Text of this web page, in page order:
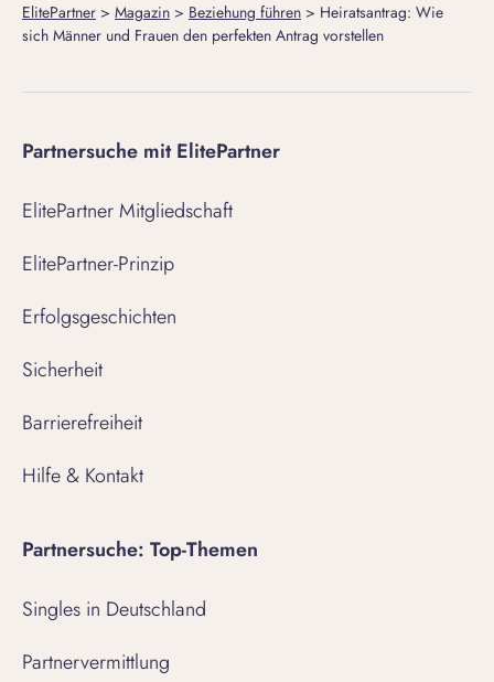
ElitePartner > Magazin > Beziehung führen > Heiratsantrag: Wie
sich Männer und Frauen den perfekten Antrag vorstellen
Partnersuche mit ElitePartner
ElitePartner Mitgliedschaft
ElitePartner-Prinzip
Erfolgsgeschichten
Sicherheit
Barrierefreiheit
Hilfe & Kontakt
Partnersuche: Top-Themen
Singles in Deutschland
Partnervermittlung